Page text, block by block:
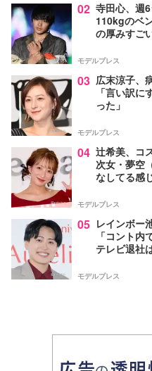
02 寺田心、週
110kgのベ
の厚みすご
モデルプレス
03 広末涼子、
「言い訳
った」
モデルプレス
04 辻希美、コ
次女・夢空
なしてる感
モデルプレス
05 レインボー
「コント
テレビ退社
モデルプレス